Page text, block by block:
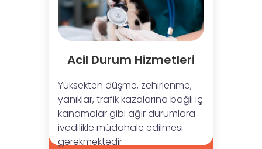
Acil Durum Hizmetleri
Yüksekten düşme, zehirlenme,
yanıklar, trafik kazalarına bağlı iç
kanamalar gibi ağır durumlara
ivedilikle müdahale edilmesi
gerekmektedir.